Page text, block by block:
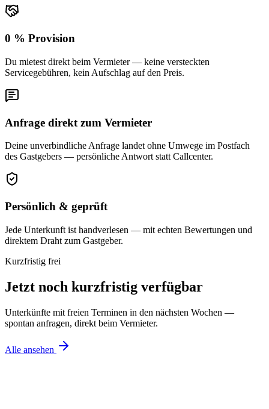
0 % Provision
Du mietest direkt beim Vermieter — keine versteckten
Servicegebühren, kein Aufschlag auf den Preis.
Anfrage direkt zum Vermieter
Deine unverbindliche Anfrage landet ohne Umwege im Postfach
des Gastgebers — persönliche Antwort statt Callcenter.
Persönlich & geprüft
Jede Unterkunft ist handverlesen — mit echten Bewertungen und
direktem Draht zum Gastgeber.
Kurzfristig frei
Jetzt noch kurzfristig verfügbar
Unterkünfte mit freien Terminen in den nächsten Wochen —
spontan anfragen, direkt beim Vermieter.
Alle ansehen